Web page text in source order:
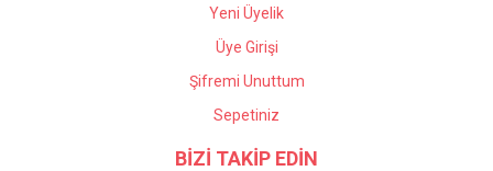
Yeni Üyelik
Üye Girişi
Şifremi Unuttum
Sepetiniz
BİZİ TAKİP EDİN